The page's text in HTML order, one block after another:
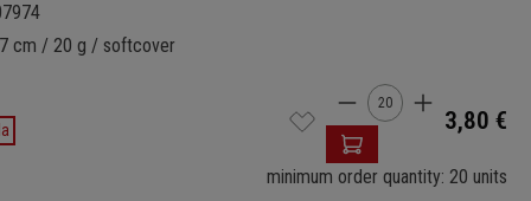
cm / 20 g / softcover
Cantidad del
3,80 €
minimum order quantity: 20 units